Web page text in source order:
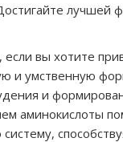
лучшей
, если вы хотите
и умственную
и
аминокислоты